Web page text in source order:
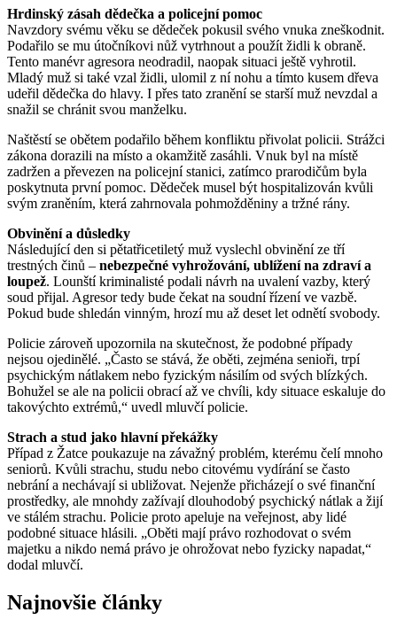
Hrdinský zásah dědečka a policejní pomoc
Navzdory svému věku se dědeček pokusil svého vnuka zneškodnit.
Podařilo se mu útočníkovi nůž vytrhnout a použít židli k obraně.
Tento manévr agresora neodradil, naopak situaci ještě vyhrotil.
Mladý muž si také vzal židli, ulomil z ní nohu a tímto kusem dřeva
udeřil dědečka do hlavy. I přes tato zranění se starší muž nevzdal a
snažil se chránit svou manželku.
Naštěstí se obětem podařilo během konfliktu přivolat policii. Strážci
zákona dorazili na místo a okamžitě zasáhli. Vnuk byl na místě
zadržen a převezen na policejní stanici, zatímco prarodičům byla
poskytnuta první pomoc. Dědeček musel být hospitalizován kvůli
svým zraněním, která zahrnovala pohmožděniny a tržné rány.
Obvinění a důsledky
Následující den si pětatřicetiletý muž vyslechl obvinění ze tří
trestných činů – nebezpečné vyhrožování, ublížení na zdraví a
loupež. Lounští kriminalisté podali návrh na uvalení vazby, který
soud přijal. Agresor tedy bude čekat na soudní řízení ve vazbě.
Pokud bude shledán vinným, hrozí mu až deset let odnětí svobody.
Policie zároveň upozornila na skutečnost, že podobné případy
nejsou ojedinělé. „Často se stává, že oběti, zejména senioři, trpí
psychickým nátlakem nebo fyzickým násilím od svých blízkých.
Bohužel se ale na policii obrací až ve chvíli, kdy situace eskaluje do
takovýchto extrémů,“ uvedl mluvčí policie.
Strach a stud jako hlavní překážky
Případ z Žatce poukazuje na závažný problém, kterému čelí mnoho
seniorů. Kvůli strachu, studu nebo citovému vydírání se často
nebrání a nechávají si ubližovat. Nejenže přicházejí o své finanční
prostředky, ale mnohdy zažívají dlouhodobý psychický nátlak a žijí
ve stálém strachu. Policie proto apeluje na veřejnost, aby lidé
podobné situace hlásili. „Oběti mají právo rozhodovat o svém
majetku a nikdo nemá právo je ohrožovat nebo fyzicky napadat,“
dodal mluvčí.
Najnovšie články